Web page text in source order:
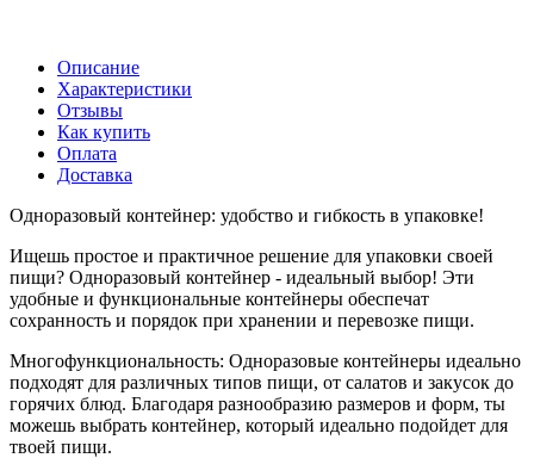
Описание
Характеристики
Отзывы
Как купить
Оплата
Доставка
Одноразовый контейнер: удобство и гибкость в упаковке!
Ищешь простое и практичное решение для упаковки своей
пищи? Одноразовый контейнер - идеальный выбор! Эти
удобные и функциональные контейнеры обеспечат
сохранность и порядок при хранении и перевозке пищи.
Многофункциональность: Одноразовые контейнеры идеально
подходят для различных типов пищи, от салатов и закусок до
горячих блюд. Благодаря разнообразию размеров и форм, ты
можешь выбрать контейнер, который идеально подойдет для
твоей пищи.